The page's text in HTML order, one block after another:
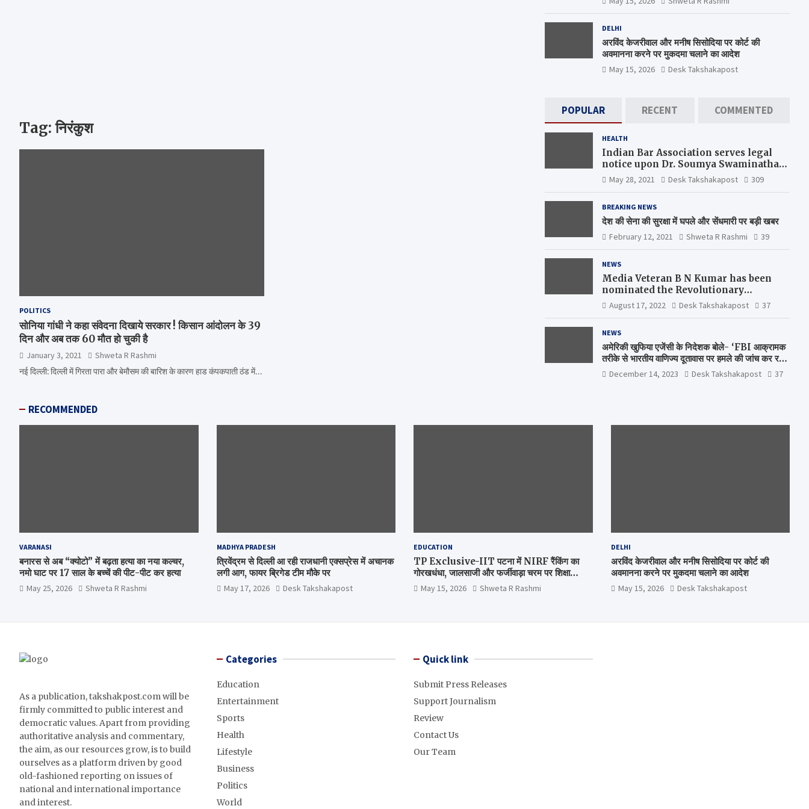
Tag:निरंकुश
POLITICS
सोनिया गांधी ने कहा संवेदना दिखाये सरकार ! किसान आंदोलन के 39
दिन और अब तक 60 मौत हो चुकी है
January 3, 2021
Shweta R Rashmi
नई दिल्ली: दिल्ली में गिरता पारा और बेमौसम की बारिश के कारण हाड कंपकपाती ठंड में…
DELHI
अरविंद केजरीवाल और मनीष सिसोदिया पर कोर्ट की
अवमानना करने पर मुकदमा चलाने का आदेश
May 15, 2026 Desk Takshakapost
POPULAR RECENT COMMENTED
HEALTH
Indian Bar Association serves legal
notice upon Dr. Soumya Swaminathan,
the Chief Scientist, WHO
May 28, 2021 Desk Takshakapost 309
BREAKING NEWS
देश की सेना की सुरक्षा में घपले और सेंधमारी पर बड़ी खबर
February 12, 2021 Shweta R Rashmi 39
NEWS
Media Veteran B N Kumar has been
nominated the Revolutionary
Comrade Shiv Varma Media Award
2022-23
August 17, 2022 Desk Takshakapost 37
NEWS
अमेरिकी खुफिया एजेंसी के निदेशक बोले- ‘FBI आक्रामक
तरीके से भारतीय वाणिज्य दूतावास पर हमले की जांच कर रही
है’December 14, 2023 Desk Takshakapost 37
RECOMMENDED
VARANASI
बनारस से अब “क्योटो” में बढ़ता हत्या का नया कल्चर,
नमो घाट पर 17 साल के बच्चें की पीट-पीट कर हत्या
May 25, 2026 Shweta R Rashmi
MADHYA PRADESH
त्रिवेंद्रम से दिल्ली आ रही राजधानी एक्सप्रेस में अचानक
लगी आग, फायर ब्रिगेड टीम मौके पर
May 17, 2026 Desk Takshakapost
EDUCATION
TP Exclusive-IIT पटना में NIRF रैंकिंग का
गोरखधंधा, जालसाजी और फर्जीवाड़ा चरम पर शिक्षा
मंत्रालय कब जागेगा ?
May 15, 2026 Shweta R Rashmi
DELHI
अरविंद केजरीवाल और मनीष सिसोदिया पर कोर्ट की
अवमानना करने पर मुकदमा चलाने का आदेश
May 15, 2026 Desk Takshakapost
As a publication, takshakpost.com will be
firmly committed to public interest and
democratic values. Apart from providing
authoritative analysis and commentary,
the aim, as our resources grow, is to build
ourselves as a platform driven by good
old-fashioned reporting on issues of
national and international importance
and interest.
Categories
Education
Entertainment
Sports
Health
Lifestyle
Business
Politics
World
Quick link
Submit Press Releases
Support Journalism
Review
Contact Us
Our Team